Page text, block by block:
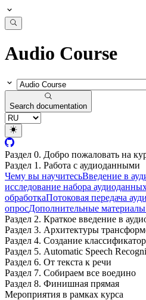
Audio Course
Search documentation
Раздел 0. Добро пожаловать на
Раздел 1. Работа с аудиоданными
Чему вы научитесьВведение в
исследование набора
обработкаПотоковая передача
опросДополнительные
Раздел 2. Краткое введение в
Раздел 3. Архитектуры
Раздел 4. Создание
Раздел 5. Automatic Speech
Раздел 6. От текста к речи
Раздел 7. Собираем все воедино
Раздел 8. Финишная прямая
Мероприятия в рамках курса